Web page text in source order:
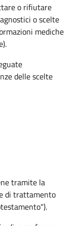
o rifiutare
o scelte
mediche
delle scelte
tramite la
di trattamento